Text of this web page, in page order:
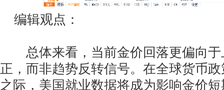
编辑观点：
总体来看，当前金价回落更偏向于
正，而非趋势反转信号。在全球货币
之际，美国就业数据将成为影响金价